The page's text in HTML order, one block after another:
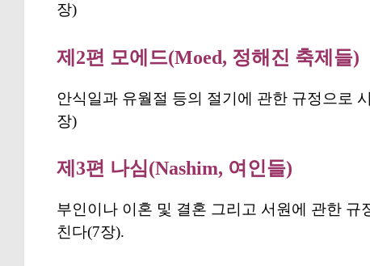
장)
제2편 모에드(Moed, 정해진 축제들)
안식일과 유월절 등의 절기에 관한 규정으로
장)
제3편 나심(Nashim, 여인들)
부인이나 이혼 및 결혼 그리고 서원에 관한
친다(7장).